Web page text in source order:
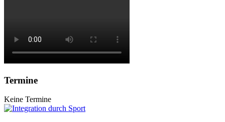
Termine
Keine Termine